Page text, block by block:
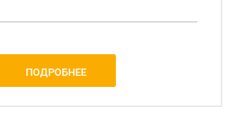
ПОДРОБНЕЕ